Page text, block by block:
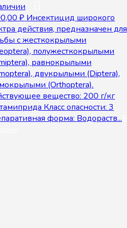
₽ Инсектицид широкого
действия, предназначен для
с жесткокрылыми
полужесткокрылыми
равнокрылыми
двукрылыми (Diptera),
(Orthoptera).
вещество: 200 г/кг
Класс опасности: 3
форма: Водораств...